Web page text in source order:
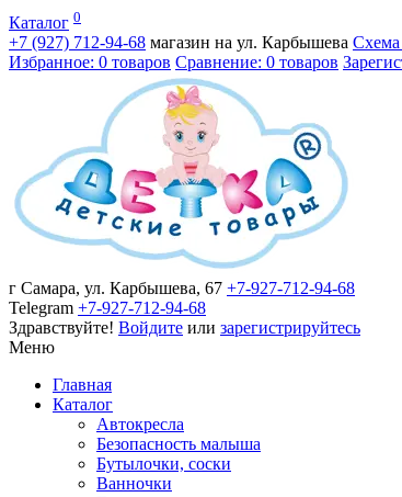
Каталог 0
+7 (927) 712-94-68 магазин на ул. Карбышева Схема
Избранное: 0 товаров Сравнение: 0 товаров
г Самара, ул. Карбышева, 67 +7-927-712-94-68
Telegram +7-927-712-94-68
Здравствуйте! Войдите или зарегистрируйтесь
Меню
Главная
Каталог
Автокресла
Безопасность малыша
Бутылочки, соски
Ванночки